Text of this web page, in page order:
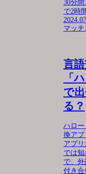
30分
で2時
マッチ
言
「
で
る？
ハロー
換アプ
アプ
では知
で、
付き合